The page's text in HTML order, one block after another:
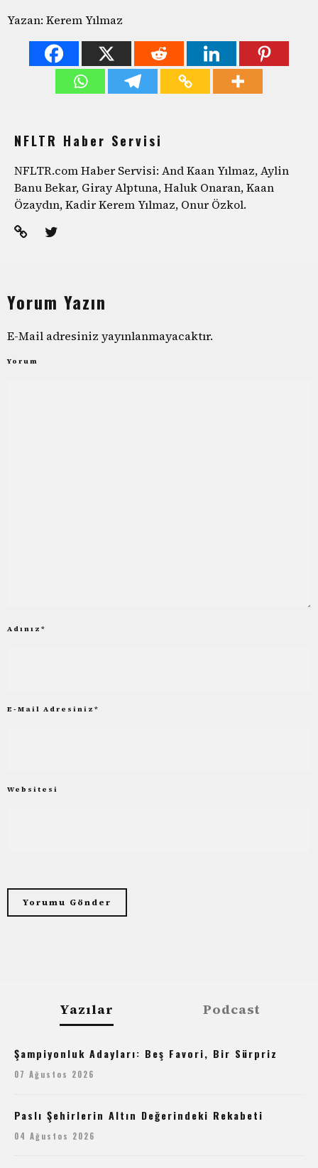
Yazan: Kerem Yılmaz
NFLTR Haber Servisi
NFLTR.com Haber Servisi: And Kaan Yılmaz, Aylin
Banu Bekar, Giray Alptuna, Haluk Onaran, Kaan
Özaydın, Kadir Kerem Yılmaz, Onur Özkol.
Yorum Yazın
E-Mail adresiniz yayınlanmayacaktır.
Yorum
Adınız *
E-Mail Adresiniz *
Websitesi
Yazılar Podcast
Şampiyonluk Adayları: Beş Favori, Bir Sürpriz
07 Ağustos 2026
Paslı Şehirlerin Altın Değerindeki Rekabeti
04 Ağustos 2026